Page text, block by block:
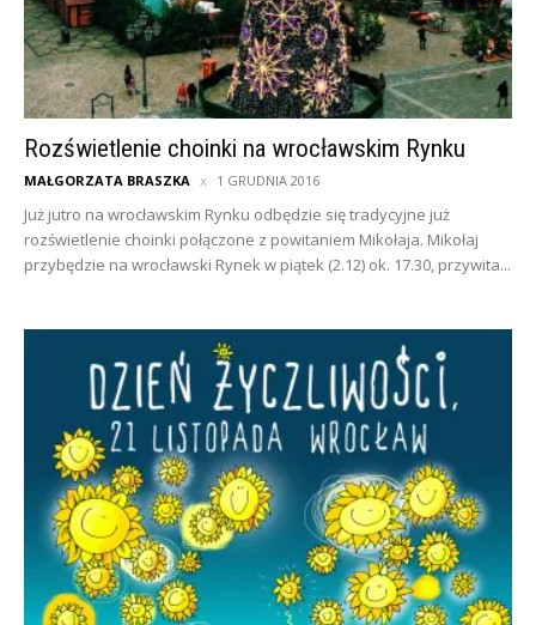
Rozświetlenie choinki na wrocławskim Rynku
MAŁGORZATA BRASZKA 1 GRUDNIA 2016
Już jutro na wrocławskim Rynku odbędzie się tradycyjne już
rozświetlenie choinki połączone z powitaniem Mikołaja. Mikołaj
przybędzie na wrocławski Rynek w piątek (2.12) ok. 17.30, przywita...